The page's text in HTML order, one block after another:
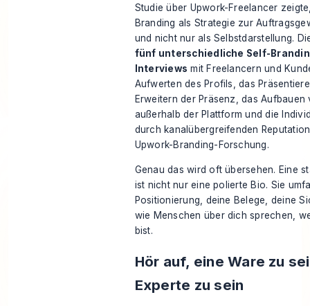
Studie über Upwork-Freelancer
Branding als Strategie zur
und nicht nur als Selbstdarstellung.
fünf unterschiedliche Self-
Interviews mit Freelancern und
Aufwerten des Profils, das
Erweitern der Präsenz, das
außerhalb der Plattform und die
durch kanalübergreifenden
Upwork-Branding-Forschung.
Genau das wird oft übersehen. Eine
ist nicht nur eine polierte Bio. Sie
Positionierung, deine Belege, deine
wie Menschen über dich sprechen,
bist.
Hör auf, eine Ware zu
Experte zu sein